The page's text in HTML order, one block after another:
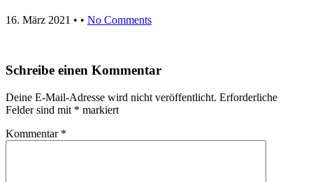
16. März 2021 • • No Comments
Schreibe einen Kommentar
Deine E-Mail-Adresse wird nicht veröffentlicht. Erforderliche
Felder sind mit * markiert
Kommentar *